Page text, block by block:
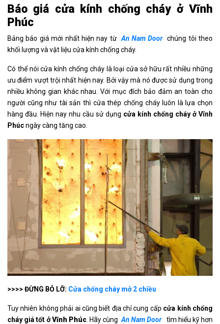
Báo giá cửa kính chống cháy ở Vĩnh
Phúc
Bảng báo giá mới nhất hiện nay từ An Nam Door chúng tôi theo
khối lượng và vật liệu cửa kính chống cháy.
Có thể nói cửa kính chống cháy là loại cửa sở hữu rất nhiều những
ưu điểm vượt trội nhất hiện nay. Bởi vậy mà nó được sử dụng trong
nhiều không gian khác nhau. Với mục đích bảo đảm an toàn cho
người cũng như tài sản thì cửa thép chống cháy luôn là lựa chọn
hàng đầu. Hiện nay nhu cầu sử dụng cửa kính chống cháy ở Vĩnh
Phúcngày càng tăng cao.
>>>> ĐỪNG BỎ LỠ: Cửa chống cháy mở 2 chiều
Tuy nhiên không phải ai cũng biết địa chỉ cung cấp cửa kính chống
cháy giá tốt ởVĩnh Phúc. Hãy cùng An Nam Door tìm hiểu kỹ hơn